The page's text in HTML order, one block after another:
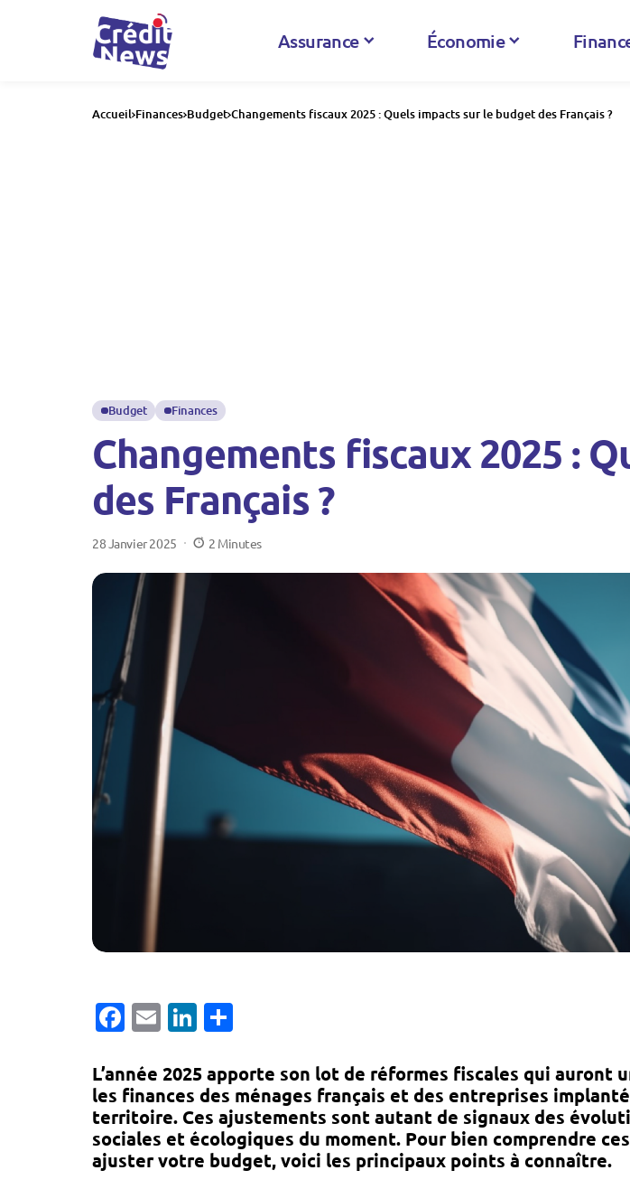
Assurance Économie
Accueil Finances Budget Changements fiscaux 2025 : Quels impacts sur le budget des Français ?
Budget Finances
Changements fiscaux 2025 :
des Français ?
28 Janvier 2025 2 Minutes
Facebook
EmailLinkedIn
L’année 2025 apporte son lot de réformes fiscales qui auront
les finances des ménages français et des entreprises
territoire. Ces ajustements sont autant de signaux des
sociales et écologiques du moment. Pour bien comprendre
ajuster votre budget, voici les principaux points à connaître.